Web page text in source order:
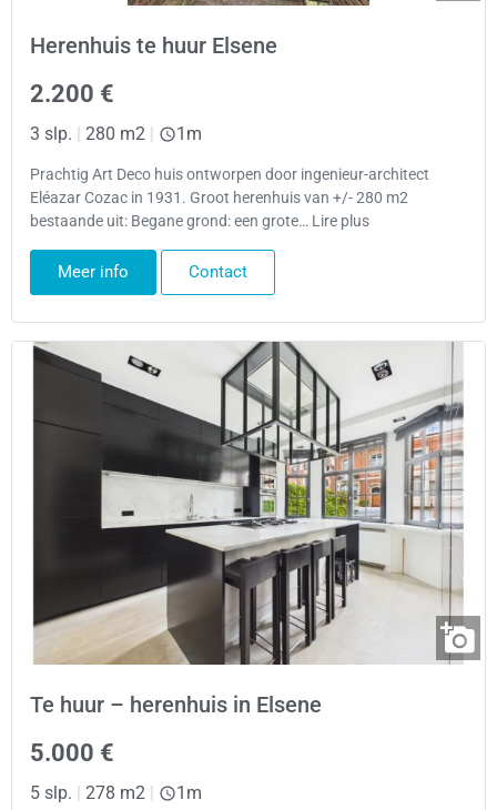
Herenhuis te huur Elsene
2.200 €
3 slp. | 280 m2 | 1m
Prachtig Art Deco huis ontworpen door ingenieur-architect
Eléazar Cozac in 1931. Groot herenhuis van +/- 280 m2
bestaande uit: Begane grond: een grote… Lire plus
Meer info Contact
Te huur – herenhuis in Elsene
5.000 €
5 slp. | 278 m2 | 1m